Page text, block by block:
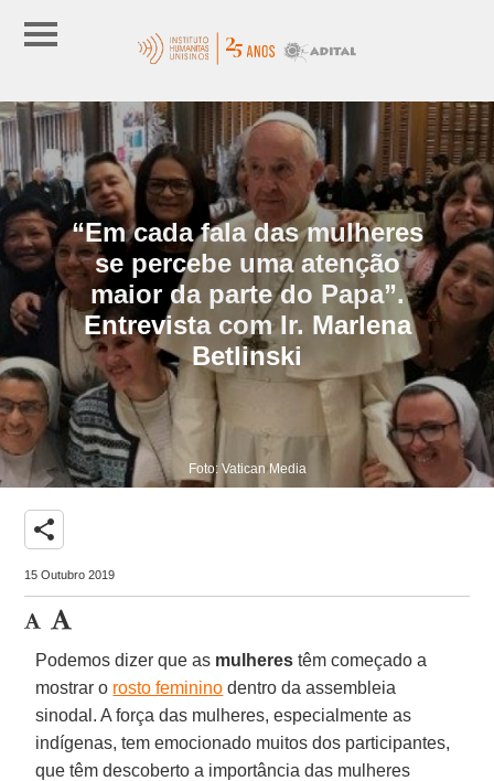
“Em cada fala das mulheres
se percebe uma atenção
maior da parte do Papa”.
Entrevista com Ir. Marlena
Betlinski
Foto: Vatican Media
share
15 Outubro 2019
Podemos dizer que as mulheres têm começado a
mostrar o rosto feminino dentro da assembleia
sinodal. A força das mulheres, especialmente as
indígenas, tem emocionado muitos dos participantes,
que têm descoberto a importância das mulheres